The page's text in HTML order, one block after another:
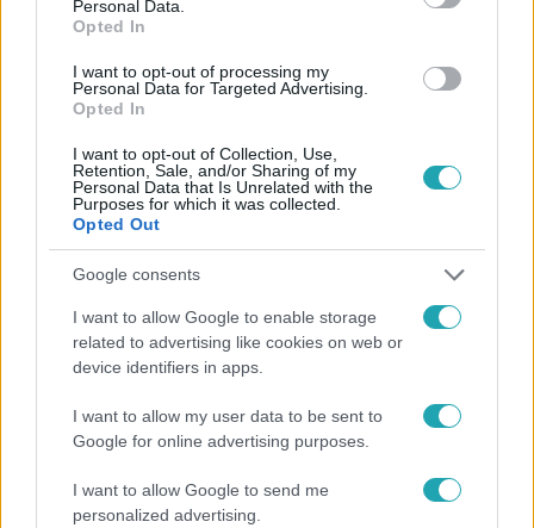
Personal Data.
Opted In
I want to opt-out of processing my
Personal Data for Targeted Advertising.
Opted In
I want to opt-out of Collection, Use,
Retention, Sale, and/or Sharing of my
Personal Data that Is Unrelated with the
Purposes for which it was collected.
Opted Out
Google consents
I want to allow Google to enable storage
related to advertising like cookies on web or
device identifiers in apps.
I want to allow my user data to be sent to
Google for online advertising purposes.
I want to allow Google to send me
personalized advertising.
PROMÓ #
VALKUSZ MILÁN #MENTOROK
PRODUKCIÓ
Népszerű